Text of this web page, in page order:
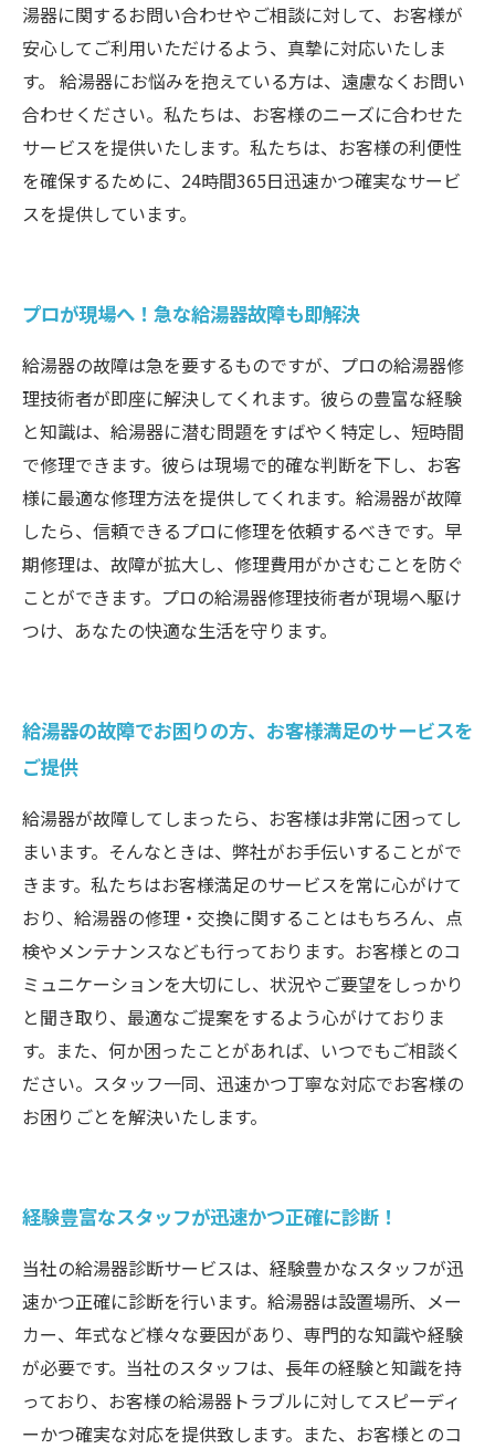
湯器に関するお問い合わせやご相談に対して、お客様が
安心してご利用いただけるよう、真摯に対応いたしま
す。 給湯器にお悩みを抱えている方は、遠慮なくお問い
合わせください。私たちは、お客様のニーズに合わせた
サービスを提供いたします。私たちは、お客様の利便性
を確保するために、24時間365日迅速かつ確実なサービ
スを提供しています。
プロが現場へ！急な給湯器故障も即解決
給湯器の故障は急を要するものですが、プロの給湯器修
理技術者が即座に解決してくれます。彼らの豊富な経験
と知識は、給湯器に潜む問題をすばやく特定し、短時間
で修理できます。彼らは現場で的確な判断を下し、お客
様に最適な修理方法を提供してくれます。給湯器が故障
したら、信頼できるプロに修理を依頼するべきです。早
期修理は、故障が拡大し、修理費用がかさむことを防ぐ
ことができます。プロの給湯器修理技術者が現場へ駆け
つけ、あなたの快適な生活を守ります。
給湯器の故障でお困りの方、お客様満足のサービスを
ご提供
給湯器が故障してしまったら、お客様は非常に困ってし
まいます。そんなときは、弊社がお手伝いすることがで
きます。私たちはお客様満足のサービスを常に心がけて
おり、給湯器の修理・交換に関することはもちろん、点
検やメンテナンスなども行っております。お客様とのコ
ミュニケーションを大切にし、状況やご要望をしっかり
と聞き取り、最適なご提案をするよう心がけておりま
す。また、何か困ったことがあれば、いつでもご相談く
ださい。スタッフ一同、迅速かつ丁寧な対応でお客様の
お困りごとを解決いたします。
経験豊富なスタッフが迅速かつ正確に診断！
当社の給湯器診断サービスは、経験豊かなスタッフが迅
速かつ正確に診断を行います。給湯器は設置場所、メー
カー、年式など様々な要因があり、専門的な知識や経験
が必要です。当社のスタッフは、長年の経験と知識を持
っており、お客様の給湯器トラブルに対してスピーディ
ーかつ確実な対応を提供致します。また、お客様とのコ